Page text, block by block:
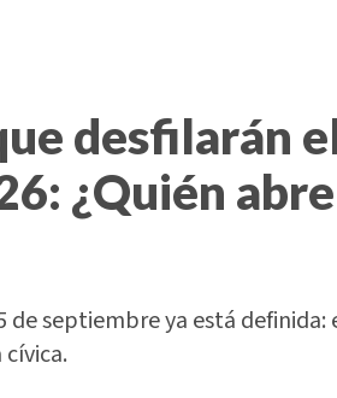
desfilarán
¿Quién
septiembre ya está definida: